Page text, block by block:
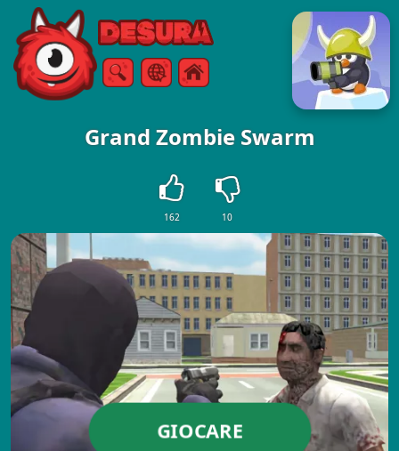
Free Online Games
RicercaMenù
Grand Zombie Swarm
162 10
GIOCARE